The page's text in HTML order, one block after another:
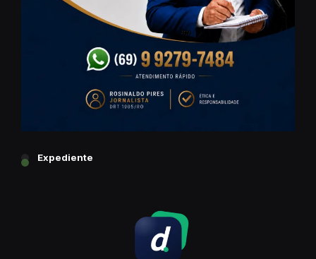
Expediente